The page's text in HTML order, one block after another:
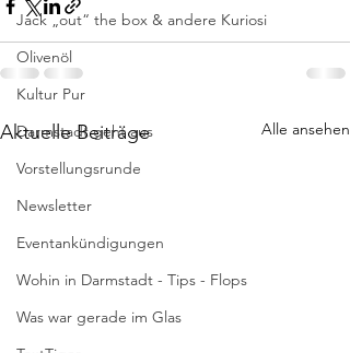
Jack „out“ the box & andere Kuriosi
Olivenöl
Kultur Pur
Darmstadt geht aus
Vorstellungsrunde
Newsletter
Eventankündigungen
Wohin in Darmstadt - Tips - Flops
Was war gerade im Glas
Aktuelle Beiträge Alle ansehen